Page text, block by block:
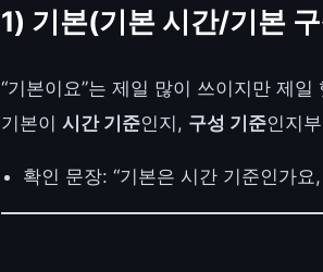
1) 기본(기본 시간/기본
“기본이요”는 제일 많이 쓰이지만 제
기본이 시간 기준인지, 구성 기준인지
확인 문장: “기본은 시간 기준인가요